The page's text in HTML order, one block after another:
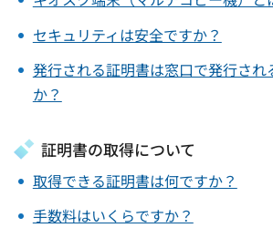
セキュリティは安全ですか？
発行される証明書は窓口で発行され
か？
証明書の取得について
取得できる証明書は何ですか？
手数料はいくらですか？